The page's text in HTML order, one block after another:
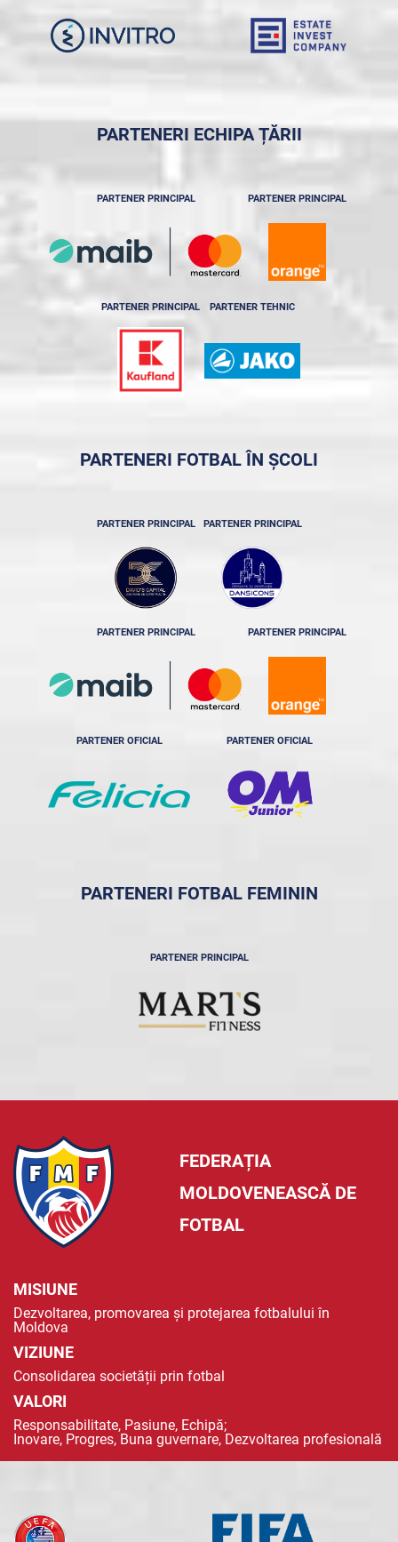
PARTENERI ECHIPA ȚĂRII
PARTENER PRINCIPAL PARTENER PRINCIPAL
PARTENER PRINCIPAL PARTENER TEHNIC
PARTENERI FOTBAL ÎN ȘCOLI
PARTENER PRINCIPAL PARTENER PRINCIPAL
PARTENER PRINCIPAL PARTENER PRINCIPAL
PARTENER OFICIAL PARTENER OFICIAL
PARTENERI FOTBAL FEMININ
PARTENER PRINCIPAL
FEDERAȚIA
MOLDOVENEASCĂ DE
FOTBAL
MISIUNE
Dezvoltarea, promovarea și protejarea fotbalului în
Moldova
VIZIUNE
Consolidarea societății prin fotbal
VALORI
Responsabilitate, Pasiune, Echipă;
Inovare, Progres, Buna guvernare, Dezvoltarea profesională